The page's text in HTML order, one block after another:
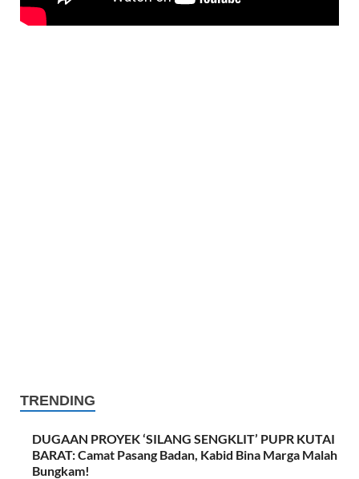
TRENDING
DUGAAN PROYEK ‘SILANG SENGKLIT’ PUPR KUTAI
BARAT: Camat Pasang Badan, Kabid Bina Marga Malah
Bungkam!